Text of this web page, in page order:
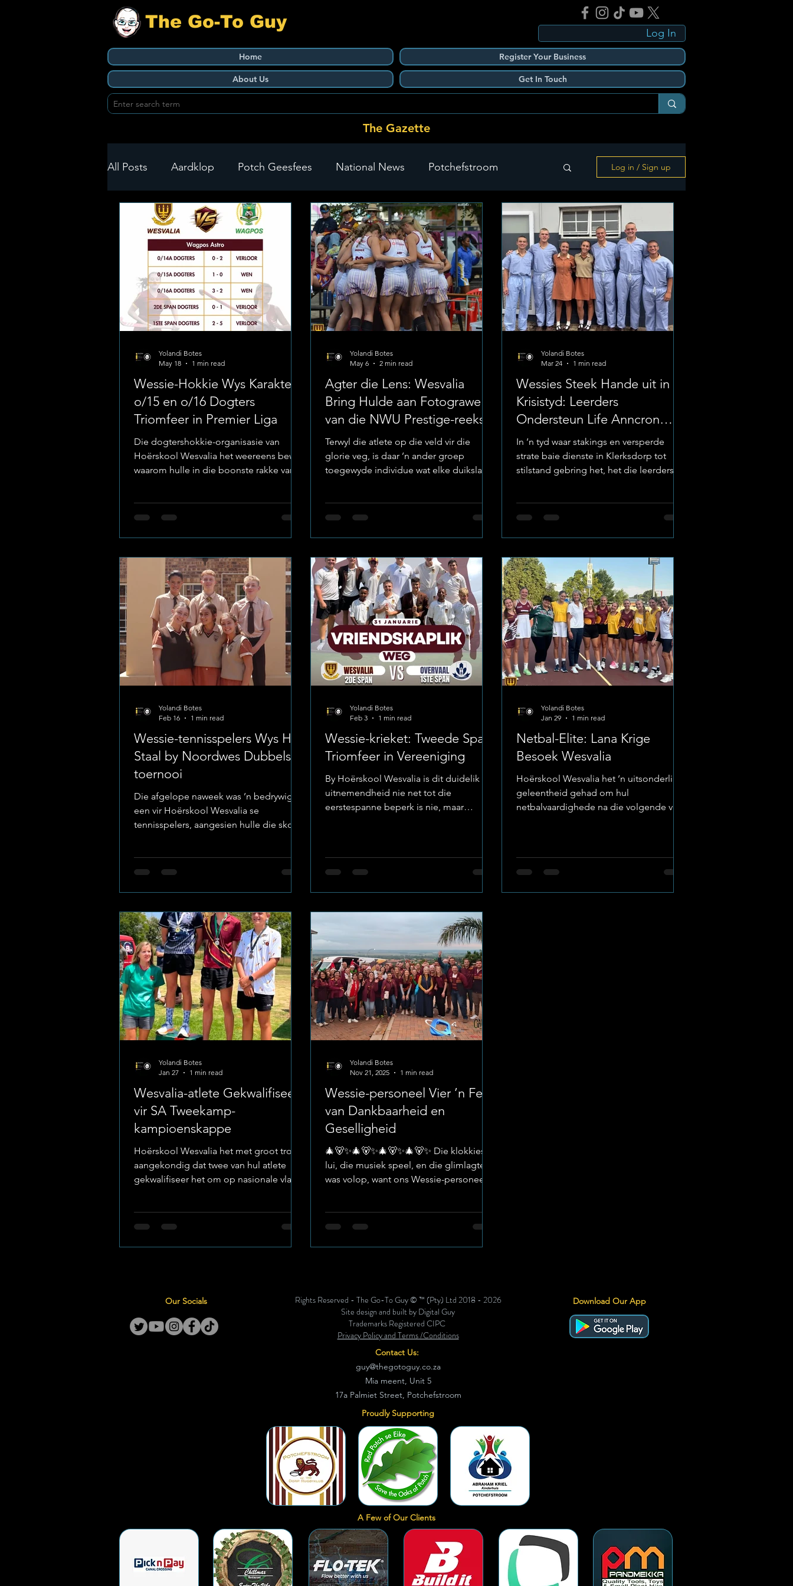
The Go-To Guy
Log In
Home
About Us
Register Your Business
Get In Touch
The Gazette
All Posts Aardklop Potch Geesfees National News Potchefstroom
Ikageng Klerksdorp Carletonville The Go-To Guy Updates Flo-Tek
Build It Green Health
Log in / Sign up
Wessie-Hokkie Wys Karakter:
o/15 en o/16 Dogters
Triomfeer in Premier Liga
Die dogtershokkie-organisasie van
Hoërskool Wesvalia het weereens bewys
waarom hulle in die boonste rakke van
Noordwes Premier Liga-kragmetings
het die Wessies se junior spanne
behoorlik fees gevier op die veld.
Foto;Hoërskool Wesvalia Pure Vasbyt en
Karakter op die Baan Wedstryde in die
Premier Liga toets nie net die spelers se
fisiese fiksheid en tegniese vaard
Yolandi Botes
May 18
1 min read
Agter die Lens: Wesvalia
Bring Hulde aan Fotograwe
van die NWU Prestige-reeks
Terwyl die atlete op die veld vir die
glorie veg, is daar ’n ander groep
toegewyde individue wat elke duikslag,
opregte waardering uitgespreek
van die NWU Prestige Sportreeks-finaal
deur hul lense vertel het. Foto:
Hoërskool Wesvalia Passie te midde van
Uitdagings Fotografie by groot
sportbyeenkomste is dikwels ’n
uitdagende taak wat vinnige reflekse,
uithouvermo
Yolandi Botes
May 6
2 min read
Wessies Steek Hande uit in
Krisistyd: Leerders
Ondersteun Life Anncron
Hospitaal
In ’n tyd waar stakings en versperde
strate baie dienste in Klerksdorp tot
stilstand gebring het, het die leerders
ken nie. Terwyl die dorp geworstel het
Wessies besluit om die hande uit die
moue te steek by die Life Anncron
Hospitaal. Foto;Hoërskool Wesvalia
Diensbaarheid bo Selfsug Die
hospitaalpersoneel, wat onder
geweldige druk verkeer het weens die
stakings,
Yolandi Botes
Mar 24
1 min read
Wessie-tennisspelers Wys Hul
Staal by Noordwes Dubbels-
toernooi
Die afgelope naweek was ’n bedrywige
een vir Hoërskool Wesvalia se
tennisspelers, aangesien hulle die skool
tenniskampioenskappe. Hierdie
van regoor die provinsie byeengebring
vir ’n naweek van intense kompetisie en
puik sportmanskap. Image: Hoërskool
Wesvalia Dubbelkrag op die Baan Die
Wessies het die bane met selfvertroue
betree en gewys waarom die skool se
tennis-akademie so hoog
Yolandi Botes
Feb 16
1 min read
Wessie-krieket: Tweede Span
Triomfeer in Vereeniging
By Hoërskool Wesvalia is dit duidelik dat
uitnemendheid nie net tot die
eerstespanne beperk is nie, maar
Vereeniging. Image: Hoërskool Wesvalia
Deur as ’n hegte eenheid saam te werk,
reserwebank oor die nodige diepte en
talent beskik om enige uitdaging met
selfvertroue die hoof te bied. U
Yolandi Botes
Feb 3
1 min read
Netbal-Elite: Lana Krige
Besoek Wesvalia
Hoërskool Wesvalia het ’n uitsonderlike
geleentheid gehad om hul
netbalvaardighede na die volgende vlak
2026, het die skool se eerste netbalspan
die voorreg gehad om ’n intensiewe
Yolandi Botes
Jan 29
1 min read
Wesvalia-atlete Gekwalifiseer
vir SA Tweekamp-
kampioenskappe
Hoërskool Wesvalia het met groot trots
aangekondig dat twee van hul atlete
gekwalifiseer het om op nasionale vlak
geluk aan die volgende leerders wat hul
het: Nicolas Greeve Juan Kasselman Pad
bymekaarkom: Geleentheid: Tweekamp
SA Kampioenskappe. D
Yolandi Botes
Jan 27
1 min read
Wessie-personeel Vier ’n Fees
van Dankbaarheid en
Geselligheid
🎄🐻✨🎄🐻✨🎄🐻✨🎄🐻✨ Die klokkies
lui, die musiek speel, en die glimlagte
was volop, want ons Wessie-personeel
Kersfees-gees, dans, lag en samesyn -
werk en toewyding af te sluit. Image :
Eeden by Garden Bridge Lifestyle Centre
vir hul warm gas
Yolandi Botes
Nov 21, 2025
1 min read
Our Socials
Rights Reserved - The Go-To Guy © ™ (Pty) Ltd 2018 - 2026
Site design and built by Digital Guy
Trademarks Registered CIPC
Privacy Policy and Terms /Conditions
Download Our App
Contact Us:
guy@thegotoguy.co.za
Mia meent, Unit 5
17a Palmiet Street, Potchefstroom
Proudly Supporting
A Few of Our Clients